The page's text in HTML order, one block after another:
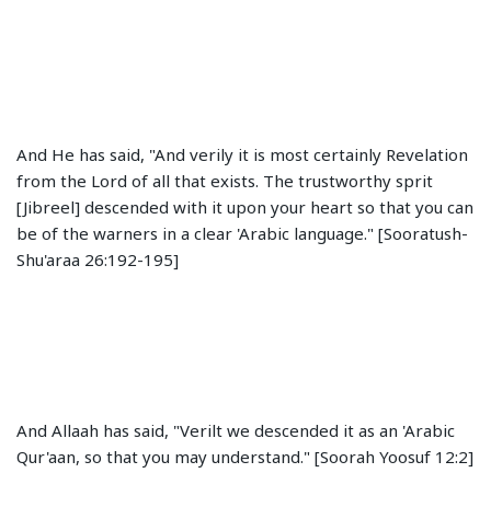
And He has said, "And verily it is most certainly Revelation
from the Lord of all that exists. The trustworthy sprit
[Jibreel] descended with it upon your heart so that you can
be of the warners in a clear 'Arabic language." [Sooratush-
Shu'araa 26:192-195]
And Allaah has said, "Verilt we descended it as an 'Arabic
Qur'aan, so that you may understand." [Soorah Yoosuf 12:2]